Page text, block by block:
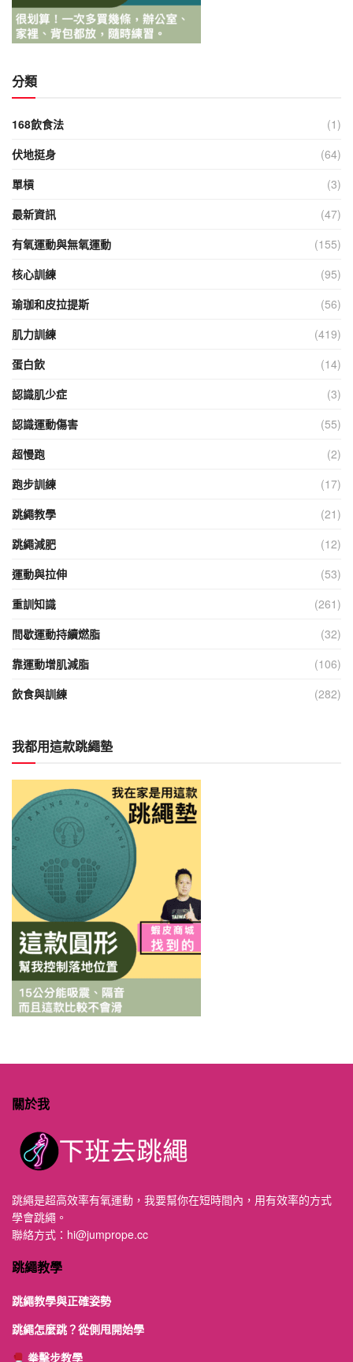
分類
168飲食法
(1)
伏地挺身
(64)
單槓
(3)
最新資訊
(47)
有氧運動與無氧運動
(155)
核心訓練
(95)
瑜珈和皮拉提斯
(56)
肌力訓練
(419)
蛋白飲
(14)
認識肌少症
(3)
認識運動傷害
(55)
超慢跑
(2)
跑步訓練
(17)
跳繩教學
(21)
跳繩減肥
(12)
運動與拉伸
(53)
重訓知識
(261)
間歇運動持續燃脂
(32)
靠運動增肌減脂
(106)
飲食與訓練
(282)
我都用這款跳繩墊
關於我
跳繩是超高效率有氧運動，我要幫你在短時間內，用有效率的方式
學會跳繩。
聯絡方式： hi@jumprope.cc
跳繩教學
跳繩教學與正確姿勢
跳繩怎麼跳？從側甩開始學
拳擊步教學